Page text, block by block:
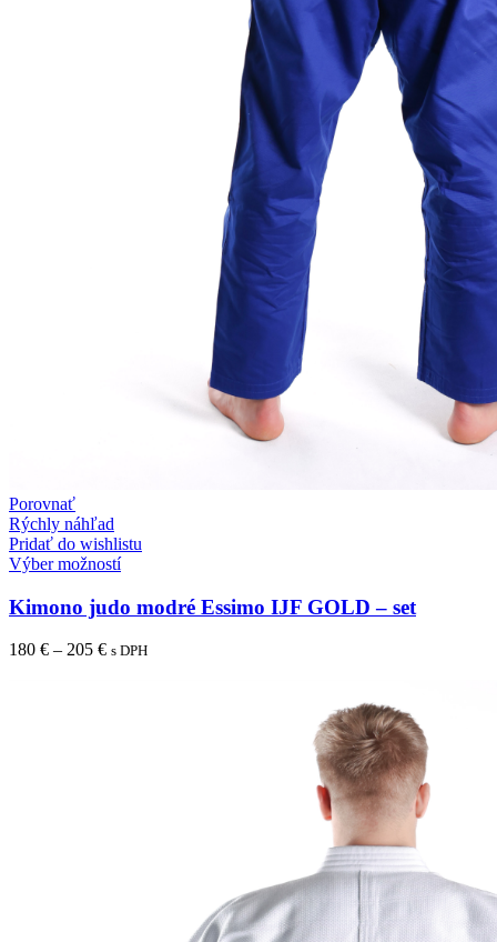
Porovnať
Rýchly náhľad
Pridať do wishlistu
Výber možností
Kimono judo modré Essimo IJF GOLD – set
180 € – 205 € s DPH